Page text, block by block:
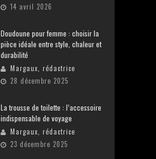
14 avril 2026
Doudoune pour femme : choisir la
pièce idéale entre style, chaleur et
durabilité
Margaux, rédactrice
28 décembre 2025
La trousse de toilette : l’accessoire
indispensable de voyage
Margaux, rédactrice
23 décembre 2025